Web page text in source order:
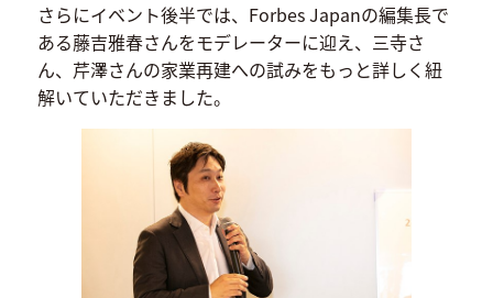
さらにイベント後半では、Forbes Japanの編集長で
ある藤吉雅春さんをモデレーターに迎え、三寺さ
ん、芹澤さんの家業再建への試みをもっと詳しく紐
解いていただきました。